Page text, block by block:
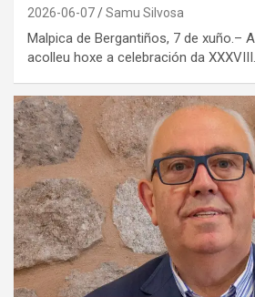
2026-06-07 Samu Silvosa
Malpica de Bergantiños, 7 de xuño.–
acolleu hoxe a celebración da